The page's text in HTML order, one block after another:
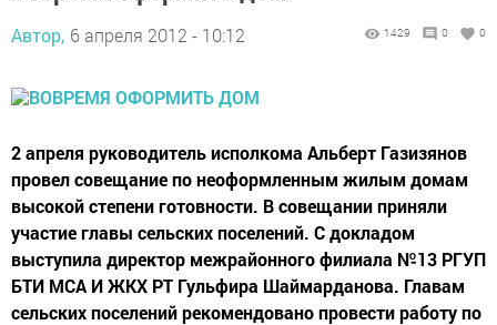
Автор, 6 апреля 2012 - 10:12 1429 0 0
2 апреля руководитель исполкома Альберт Газизянов
провел совещание по неоформленным жилым домам
высокой степени готовности. В совещании приняли
участие главы сельских поселений. С докладом
выступила директор межрайонного филиала №13 РГУП
БТИ МСА И ЖКХ РТ Гульфира Шаймарданова. Главам
сельских поселений рекомендовано провести работу по